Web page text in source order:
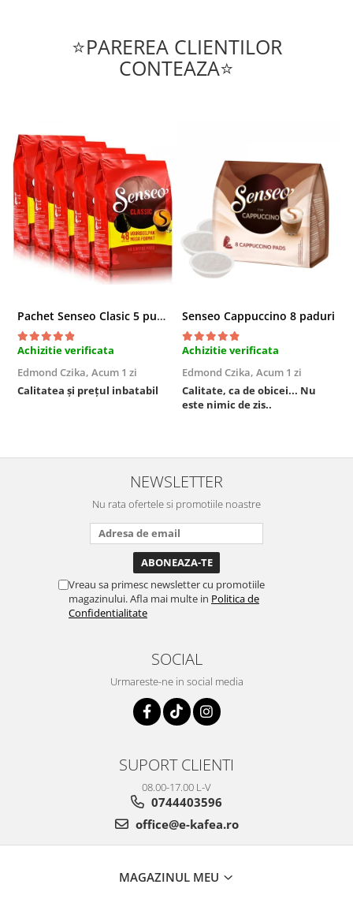
⭐PAREREA CLIENTILOR
CONTEAZA⭐
Pachet Senseo Clasic 5 pungi x 48 paduri
Achizitie verificata
Edmond Czika, Acum 1 zi
Calitatea și prețul inbatabil
Senseo Cappuccino 8 paduri
Achizitie verificata
Edmond Czika, Acum 1 zi
Calitate, ca de obicei... Nu
este nimic de zis..
NEWSLETTER
Nu rata ofertele si promotiile noastre
Vreau sa primesc newsletter cu promotiile
magazinului. Afla mai multe in Politica de
Confidentialitate
SOCIAL
Urmareste-ne in social media
SUPORT CLIENTI
08.00-17.00 L-V
0744403596
office@e-kafea.ro
MAGAZINUL MEU